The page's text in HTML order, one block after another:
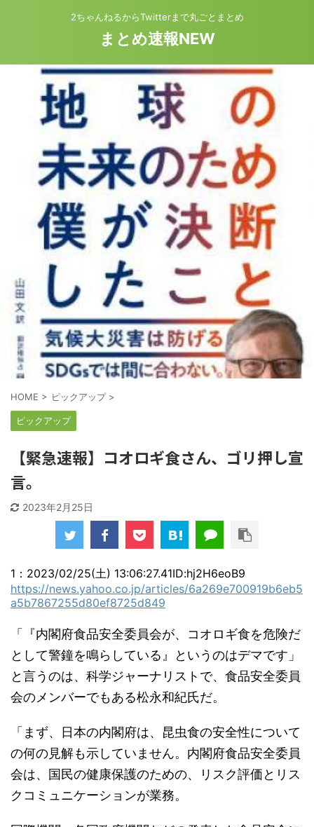
2ちゃんねるからTwitterまで丸ごとまとめ
まとめ速報NEW
HOME > ピックアップ >
ピックアップ
【緊急速報】コオロギ食さん、ゴリ押し宣
言。
2023年2月25日
1 ： 2023/02/25(土) 13:06:27.41ID:hj2H6eoB9
https://news.yahoo.co.jp/articles/6a269e700919b6eb5
a5b7867255d80ef8725d849
「『内閣府食品安全委員会が、コオロギ食を危険だ
として警鐘を鳴らしている』というのはデマです」
と言うのは、科学ジャーナリストで、食品安全委員
会のメンバーでもある松永和紀氏だ。
「まず、日本の内閣府は、昆虫食の安全性について
の何の見解も示していません。内閣府食品安全委員
会は、国民の健康保護のための、リスク評価とリス
クコミュニケーションが業務。